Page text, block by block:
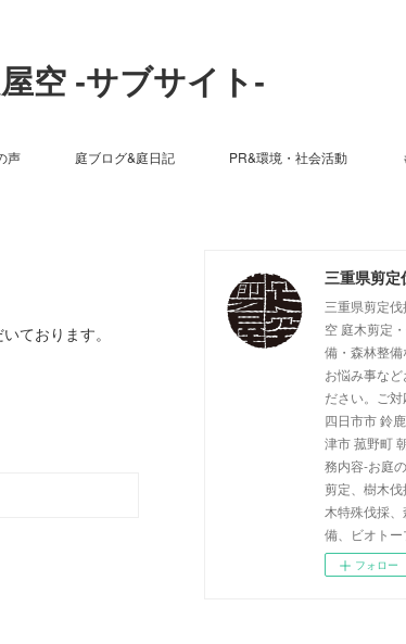
空 -サブサイト-
声 庭ブログ&庭日記 PR&環境・社会活動
いております。
三重県剪定
空 庭木剪定
備・森林整
お悩み事な
ださい。ご
四日市市 鈴
津市 菰野町
務内容-お庭
剪定、樹木
木特殊伐採
備、ビオトー
フォロー